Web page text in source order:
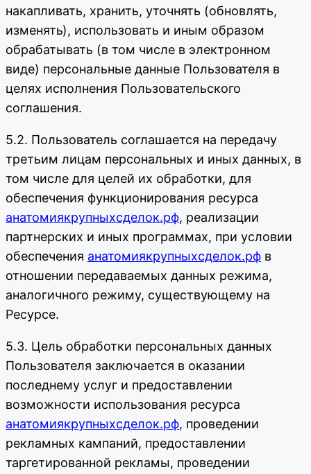
накапливать, хранить, уточнять (обновлять,
изменять), использовать и иным образом
обрабатывать (в том числе в электронном
виде) персональные данные Пользователя в
целях исполнения Пользовательского
соглашения.
5.2. Пользователь соглашается на передачу
третьим лицам персональных и иных данных, в
том числе для целей их обработки, для
обеспечения функционирования ресурса
анатомиякрупныхсделок.рф, реализации
партнерских и иных программах, при условии
обеспечения анатомиякрупныхсделок.рф в
отношении передаваемых данных режима,
аналогичного режиму, существующему на
Ресурсе.
5.3. Цель обработки персональных данных
Пользователя заключается в оказании
последнему услуг и предоставлении
возможности использования ресурса
анатомиякрупныхсделок.рф, проведении
рекламных кампаний, предоставлении
таргетированной рекламы, проведении